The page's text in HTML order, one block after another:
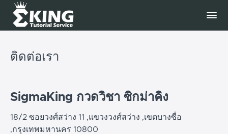
ติดต่อเรา
SigmaKing กวดวิชา ซิกม่าคิง
18/2 ซอยวงศ์สว่าง 11 ,แขวงวงศ์สว่าง ,เขตบางซื่อ
,กรุงเทพมหานคร 10800